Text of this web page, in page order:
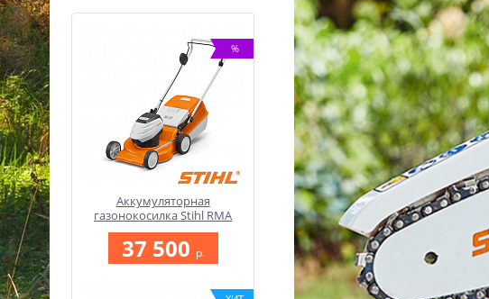
%
Аккумуляторная
газонокосилка Stihl RMA
248, без аккумулятора и
зарядки 63500111403
37 500 p.